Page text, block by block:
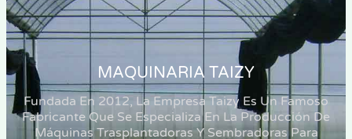
MAQUINARIA TAIZY
Fundada En 2012, La Empresa Taizy Es Un Famoso
Fabricante Que Se Especializa En La Producción De
Máquinas Trasplantadoras Y Sembradoras Para